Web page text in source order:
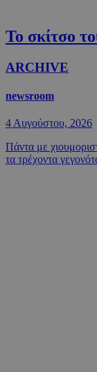
Το σκίτσο
ARCHIVE
newsroom
4 Αυγούστου, 2026
Πάντα με
τα τρέχοντα